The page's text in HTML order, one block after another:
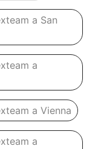
a San
a
a Vienna
a